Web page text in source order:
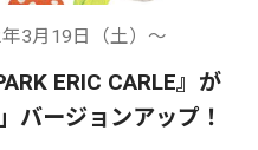
3月19日（土）〜
ERIC CARLE』が
バージョンアップ！